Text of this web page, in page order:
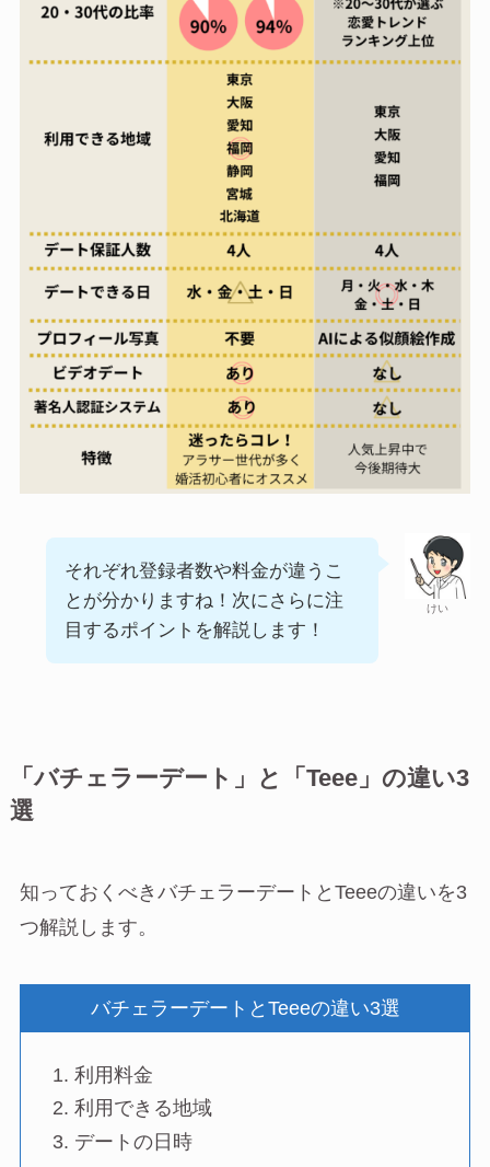
けい
それぞれ登録者数や料金が違うこ
とが分かりますね！次にさらに注
目するポイントを解説します！
「バチェラーデート」と「Teee」の違い3
選
知っておくべきバチェラーデートとTeeeの違いを3
つ解説します。
バチェラーデートとTeeeの違い3選
利用料金
利用できる地域
デートの日時